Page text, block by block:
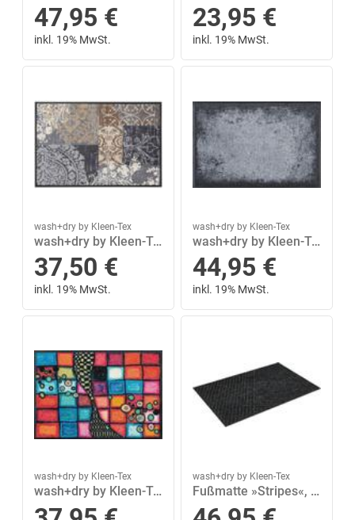
47,95 €
inkl. 19% MwSt.
23,95 €
inkl. 19% MwSt.
wash+dry by Kleen-Tex
wash+dry by Kleen-Tex Fußmatte »Armonia«, wash+dry by Kleen-Tex, rechteckig, Höhe 7 mm, In- und Outdoor geeignet
37,50 €
inkl. 19% MwSt.
wash+dry by Kleen-Tex
wash+dry by Kleen-Tex Fußmatte »Shades of Grey«, wash+dry by Kleen-Tex, rechteckig, Höhe 7 mm
44,95 €
inkl. 19% MwSt.
wash+dry by Kleen-Tex
wash+dry by Kleen-Tex Fußmatte »Tiger Tundra«, wash+dry by Kleen-Tex, rechteckig, Höhe 7 mm, In- und Outdoor geeignet
wash+dry by Kleen-Tex
Fußmatte »Stripes«, wash+dry by Kleen-Tex, rechteckig, Höhe 8 mm, Fussabstreifer, Fussabtreter, Schmutzfangläufer, Schmutzfangmatte, Schmutzfangteppich, Schmutzmatte, Türmatte, Türvorleger, In- und Outdoor geeignet, waschbar